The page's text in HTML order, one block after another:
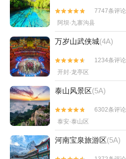


7747条评论
阿坝·九寨沟县
万岁山武侠城(4A)


1234条评论
开封·龙亭区
泰山风景区(5A)


6302条评论
泰安·泰山区
河南宝泉旅游区(5A)